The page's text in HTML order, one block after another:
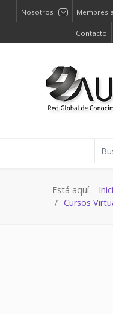
Nosotros
Contacto
Está aquí:
Cursos